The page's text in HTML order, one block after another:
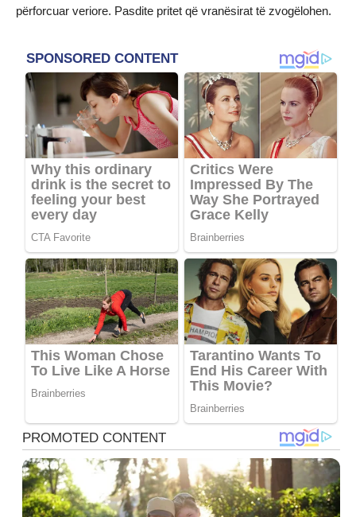
përforcuar veriore. Pasdite pritet që vranësirat të zvogëlohen.